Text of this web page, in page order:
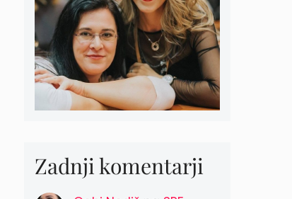
Zadnji komentarji